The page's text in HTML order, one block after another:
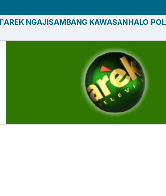
AREK NGAJISAMBANG KAWASANHALO